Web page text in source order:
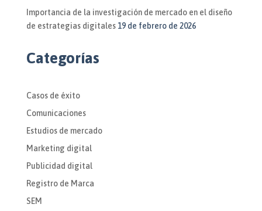
Importancia de la investigación de mercado en el diseño
de estrategias digitales 19 de febrero de 2026
Categorías
Casos de éxito
Comunicaciones
Estudios de mercado
Marketing digital
Publicidad digital
Registro de Marca
SEM